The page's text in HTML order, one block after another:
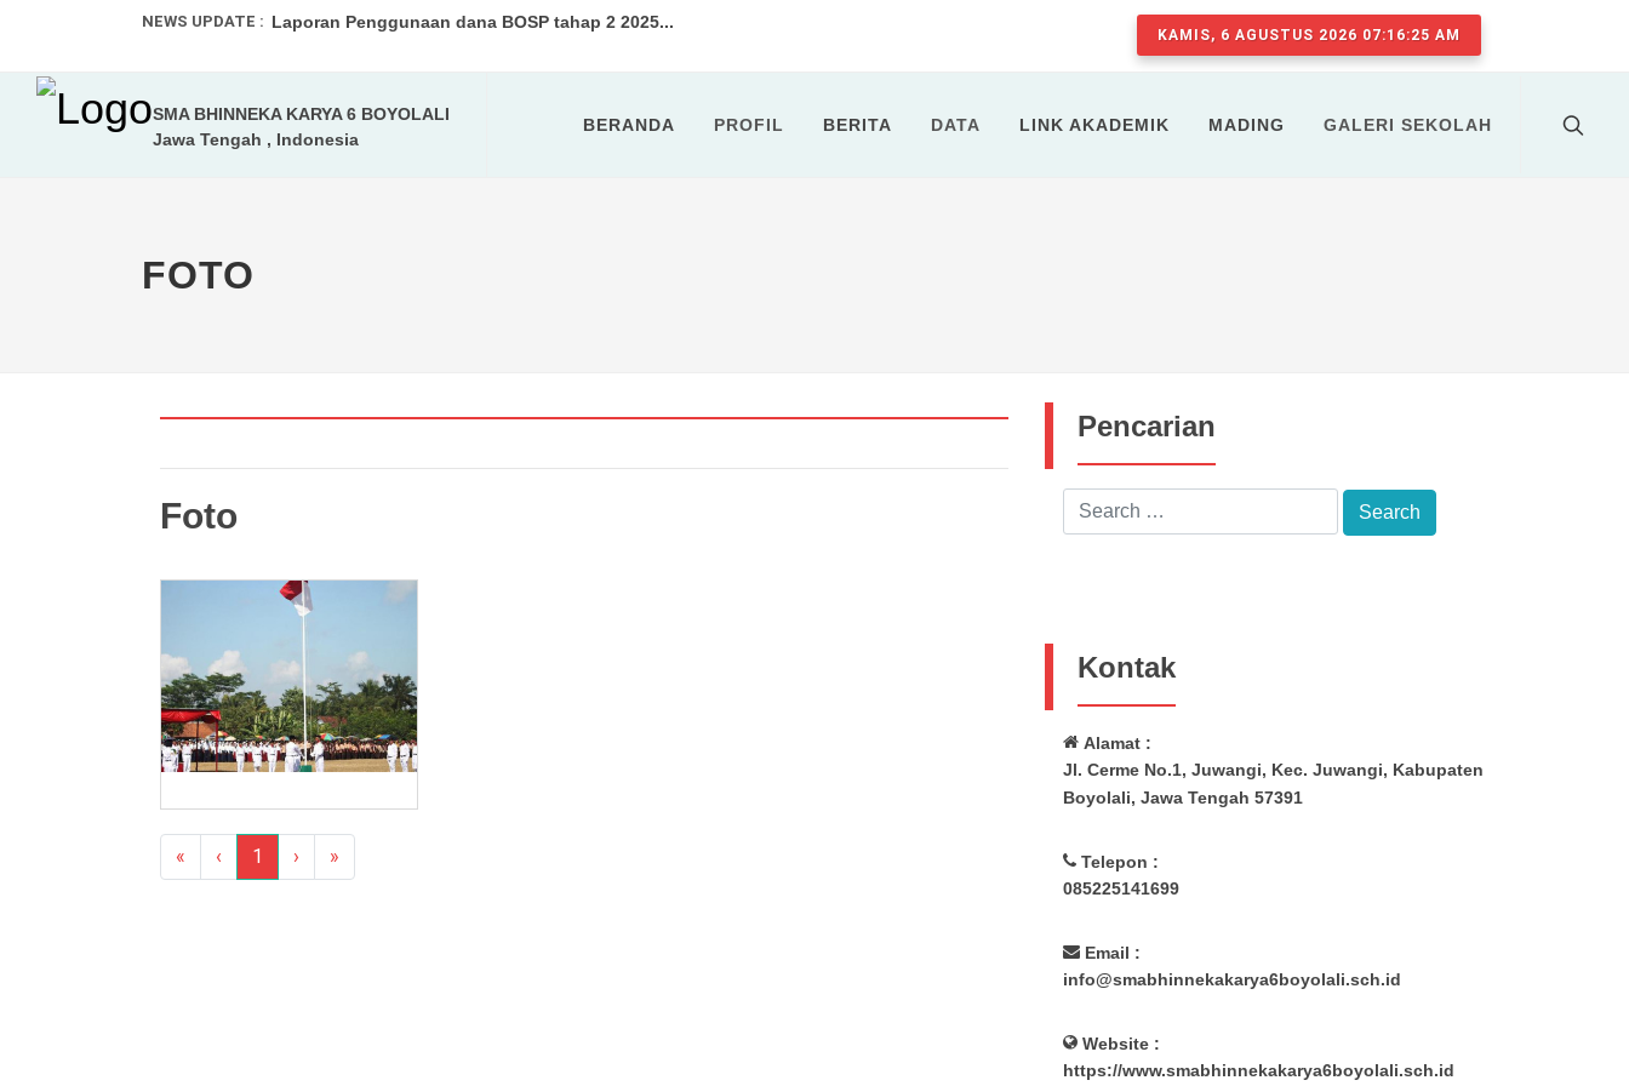
NEWS UPDATE : Laporan Penggunaan dana BOSP tahap 2 2025...
Rekap realisasi dana BOSP Tahap 1 Tahun2026 , bulan Januari...
KAMIS, 6 AGUSTUS 2026 07:16:25 AM
SMA BHINNEKA KARYA 6 BOYOLALI
Jawa Tengah , Indonesia
BERANDA PROFIL BERITA DATA LINK AKADEMIK MADING GALERI SEKOLAH
FOTO
Foto
« ‹ 1 › »
Pencarian
Kontak
Alamat :
Jl. Cerme No.1, Juwangi, Kec. Juwangi, Kabupaten
Boyolali, Jawa Tengah 57391
Telepon :
085225141699
Email :
info@smabhinnekakarya6boyolali.sch.id
Website :
https://www.smabhinnekakarya6boyolali.sch.id